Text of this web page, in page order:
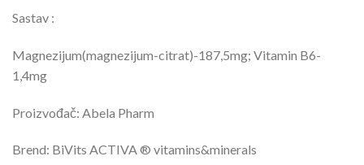
Sastav :
Magnezijum(magnezijum-citrat)-187,5mg; Vitamin B6-
1,4mg
Proizvođač: Abela Pharm
Brend: BiVits ACTIVA ® vitamins&minerals